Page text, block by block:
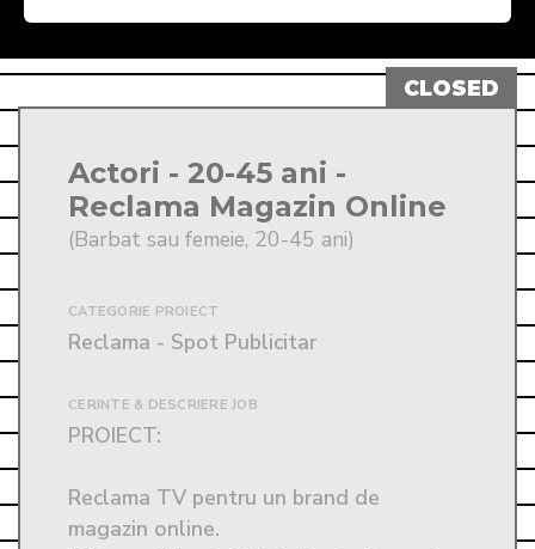
Actori - 20-45 ani -
Reclama Magazin Online
(Barbat sau femeie, 20-45 ani)
CATEGORIE PROIECT
Reclama - Spot Publicitar
CERINTE & DESCRIERE JOB
PROIECT:
Reclama TV pentru un brand de
magazin online.